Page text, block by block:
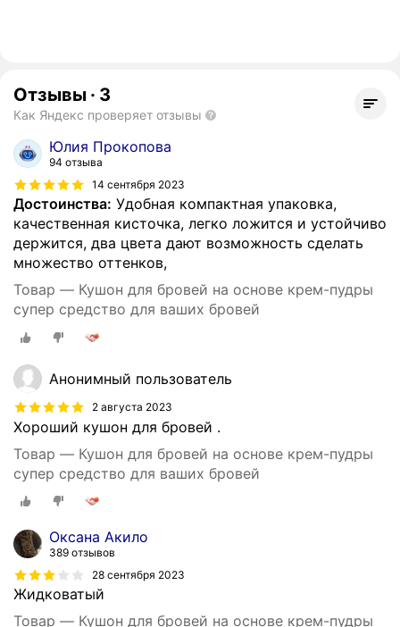
Отзывы · 3
Как Яндекс проверяет отзывы
Юлия Прокопова
94 отзыва
14 сентября 2023
Достоинства: Удобная компактная упаковка,
качественная кисточка, легко ложится и устойчиво
держится, два цвета дают возможность сделать
множество оттенков,
Товар — Кушон для бровей на основе крем-пудры
супер средство для ваших бровей
Анонимный пользователь
2 августа 2023
Хороший кушон для бровей .
Товар — Кушон для бровей на основе крем-пудры
супер средство для ваших бровей
Оксана Акило
389 отзывов
28 сентября 2023
Жидковатый
Товар — Кушон для бровей на основе крем-пудры